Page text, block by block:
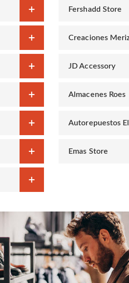
Fershadd Store
Creaciones
JD Accessory
Almacenes Roes
Autorepuestos El
Emas Store